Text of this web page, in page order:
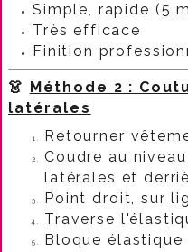
Simple, rapide (5
Très efficace
Finition
👗 Méthode 2 :
latérales
Retourner
Coudre au
latérales et
Point droit, sur
Traverse
Bloque